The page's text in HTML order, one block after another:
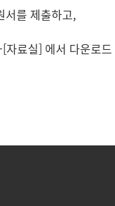
서를 제출하고,
료실] 에서 다운로드